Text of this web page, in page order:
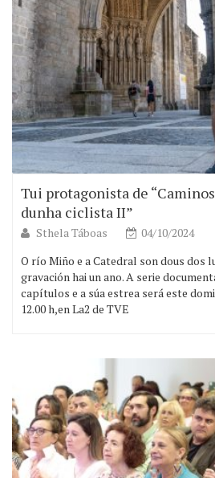
Tui protagonista de
dunha ciclista II”
Sthela Táboas
04/10/2024
O río Miño e a Catedral son dous dos
gravación hai un ano. A serie
capítulos e a súa estrea será este
12.00 h,en La2 de TVE